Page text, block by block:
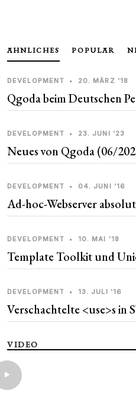
ÄHNLICHES POPULÄR
DEVELOPMENT • 20. MÄRZ ’18
Qgoda beim Deutschen
DEVELOPMENT • 23. JUNI ’23
Neues von Qgoda (06/
DEVELOPMENT • 04. JUNI ’16
Ad-hoc-Webserver
DEVELOPMENT • 10. MAI ’18
Template Toolkit und
DEVELOPMENT • 13. JULI ’16
Verschachtelte <use>s in
VIDEO